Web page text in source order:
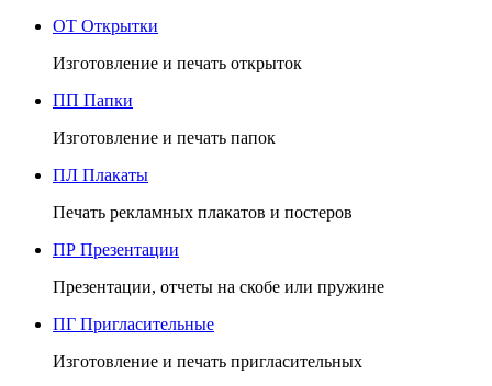
ОТ Открытки
Изготовление и печать открыток
ПП Папки
Изготовление и печать папок
ПЛ Плакаты
Печать рекламных плакатов и постеров
ПР Презентации
Презентации, отчеты на скобе или пружине
ПГ Пригласительные
Изготовление и печать пригласительных